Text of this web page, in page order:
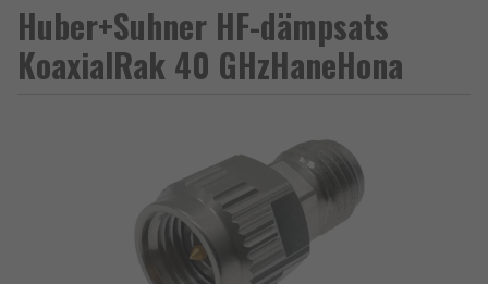
Huber+Suhner HF-dämpsats
KoaxialRak 40 GHzHaneHona